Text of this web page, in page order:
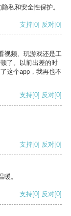
私和安全性保护。
支持[0] 反对[0]
视频、玩游戏还是工
了。以前出差的时
这个app，我再也不
支持[0] 反对[0]
支持[0] 反对[0]
。
支持[0] 反对[0]